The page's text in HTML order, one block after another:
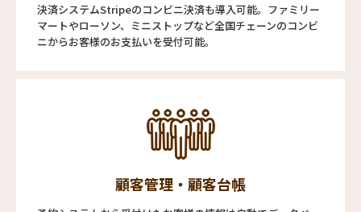
決済システムStripeのコンビニ決済も導入可能。ファミリー
マートやローソン、ミニストップなど全国チェーンのコンビ
ニからお客様のお支払いを受付可能。
顧客管理・顧客台帳